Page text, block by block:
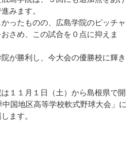
みます。
ったものの、広島学院のピッチャ
さめ、この試合を０点に抑えま
が勝利し、今大会の優勝校に輝き
１１月１日（土）から島根県で開
国地区高等学校軟式野球大会」に
ます。